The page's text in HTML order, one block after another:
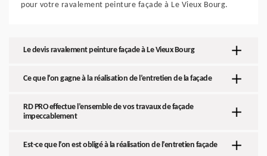
pour votre ravalement peinture façade à Le Vieux Bourg.
Le devis ravalement peinture façade à Le Vieux Bourg
Ce que l’on gagne à la réalisation de l’entretien de la façade
RD PRO effectue l’ensemble de vos travaux de façade
impeccablement
Est-ce que l’on est obligé à la réalisation de l’entretien façade